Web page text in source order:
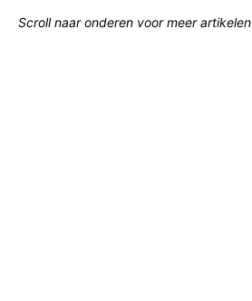
Scroll naar onderen voor meer artikelen